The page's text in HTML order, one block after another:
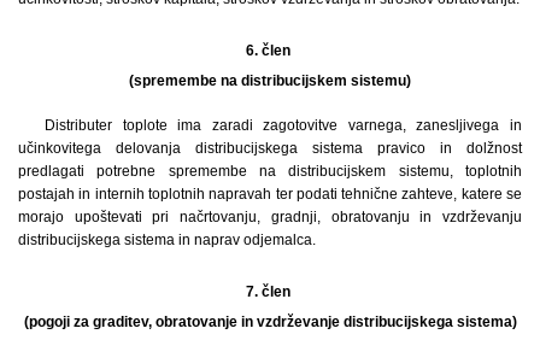
6. člen
(spremembe na distribucijskem sistemu)
Distributer toplote ima zaradi zagotovitve varnega, zanesljivega in
učinkovitega delovanja distribucijskega sistema pravico in dolžnost
predlagati potrebne spremembe na distribucijskem sistemu, toplotnih
postajah in internih toplotnih napravah ter podati tehnične zahteve, katere se
morajo upoštevati pri načrtovanju, gradnji, obratovanju in vzdrževanju
distribucijskega sistema in naprav odjemalca.
7. člen
(pogoji za graditev, obratovanje in vzdrževanje distribucijskega sistema)